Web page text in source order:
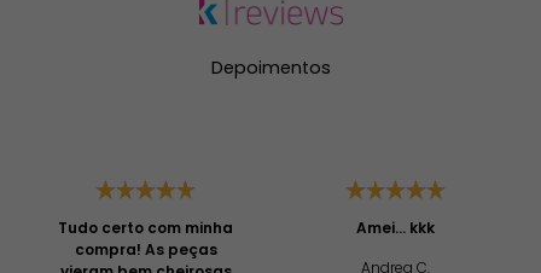
Depoimentos
Tudo certo com minha
compra! As peças
Amei... kkk
Andrea C.